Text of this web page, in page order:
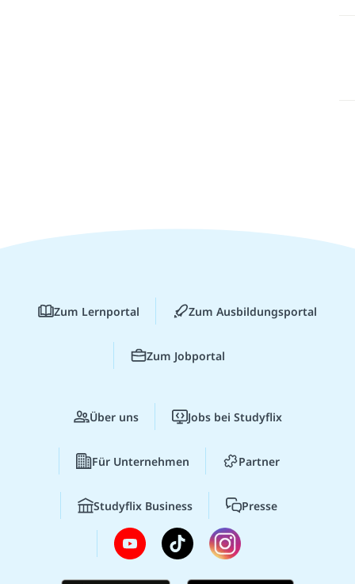
Zum Lernportal Zum Ausbildungsportal
Zum Jobportal
Über uns Jobs bei Studyflix
Für Unternehmen Partner
Studyflix Business Presse